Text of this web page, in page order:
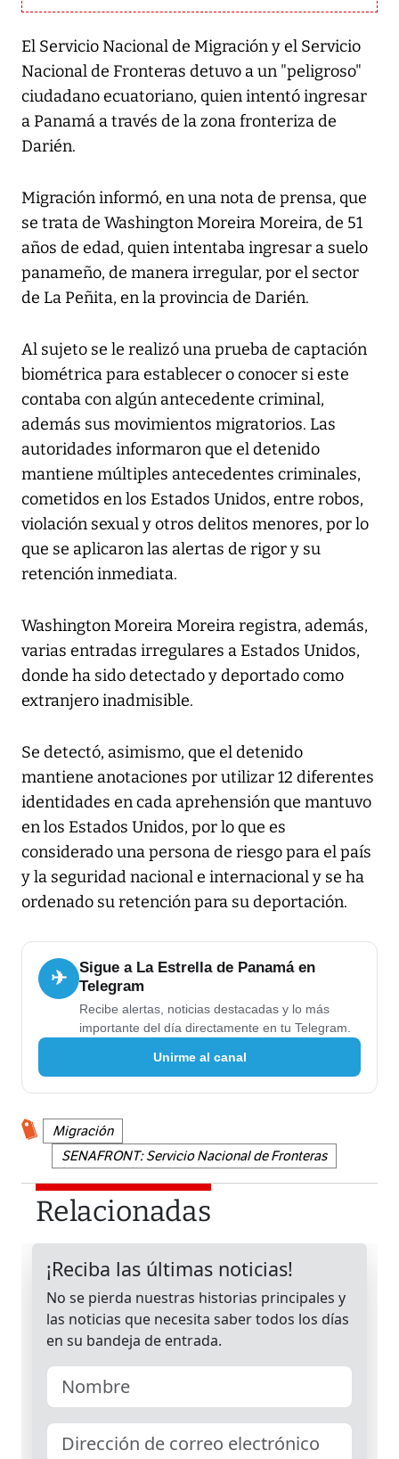
El Servicio Nacional de Migración y el Servicio
Nacional de Fronteras detuvo a un "peligroso"
ciudadano ecuatoriano, quien intentó ingresar
a Panamá a través de la zona fronteriza de
Darién.
Migración informó, en una nota de prensa, que
se trata de Washington Moreira Moreira, de 51
años de edad, quien intentaba ingresar a suelo
panameño, de manera irregular, por el sector
de La Peñita, en la provincia de Darién.
Al sujeto se le realizó una prueba de captación
biométrica para establecer o conocer si este
contaba con algún antecedente criminal,
además sus movimientos migratorios. Las
autoridades informaron que el detenido
mantiene múltiples antecedentes criminales,
cometidos en los Estados Unidos, entre robos,
violación sexual y otros delitos menores, por lo
que se aplicaron las alertas de rigor y su
retención inmediata.
Washington Moreira Moreira registra, además,
varias entradas irregulares a Estados Unidos,
donde ha sido detectado y deportado como
extranjero inadmisible.
Se detectó, asimismo, que el detenido
mantiene anotaciones por utilizar 12 diferentes
identidades en cada aprehensión que mantuvo
en los Estados Unidos, por lo que es
considerado una persona de riesgo para el país
y la seguridad nacional e internacional y se ha
ordenado su retención para su deportación.
✈
Sigue a La Estrella de Panamá en
Telegram
Recibe alertas, noticias destacadas y lo más
importante del día directamente en tu Telegram.
Unirme al canal
Migración
SENAFRONT: Servicio Nacional de Fronteras
Relacionadas